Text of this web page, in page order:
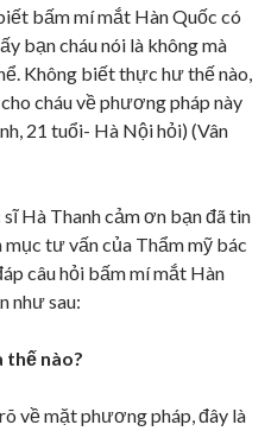
bấm mí mắt Hàn Quốc có
bạn cháu nói là không mà
Không biết thực hư thế nào,
cháu về phương pháp này
21 tuổi- Hà Nội hỏi) (Vân
Hà Thanh cảm ơn bạn đã tin
tư vấn của Thẩm mỹ bác
câu hỏi bấm mí mắt Hàn
như sau:
thế nào?
về mặt phương pháp, đây là